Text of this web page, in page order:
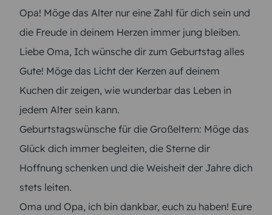
Opa! Möge das Alter nur eine Zahl für dich sein und
die Freude in deinem Herzen immer jung bleiben.
Liebe Oma, Ich wünsche dir zum Geburtstag alles
Gute! Möge das Licht der Kerzen auf deinem
Kuchen dir zeigen, wie wunderbar das Leben in
jedem Alter sein kann.
Geburtstagswünsche für die Großeltern: Möge das
Glück dich immer begleiten, die Sterne dir
Hoffnung schenken und die Weisheit der Jahre dich
stets leiten.
Oma und Opa, ich bin dankbar, euch zu haben! Eure